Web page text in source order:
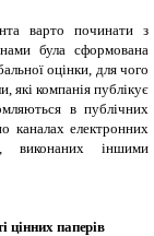
варто починати з
була сформована
оцінки, для чого
які компанія публікує
в публічних
каналах електронних
виконаних іншими
цінних паперів